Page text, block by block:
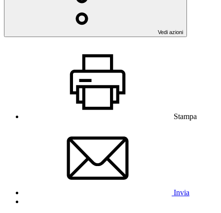
Vedi azioni
Stampa
Invia